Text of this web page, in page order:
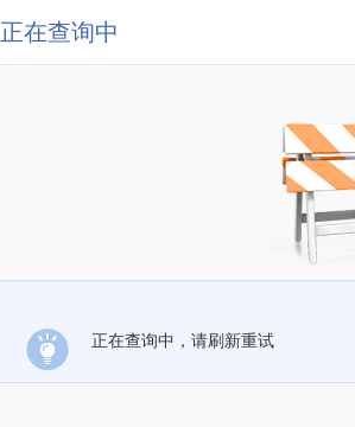
正在查询中
正在查询中，请刷新重试